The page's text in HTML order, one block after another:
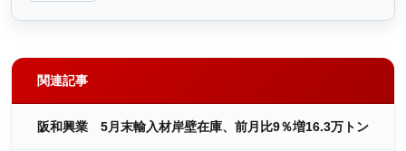
関連記事
阪和興業 5月末輸入材岸壁在庫、前月比9％増16.3万トン